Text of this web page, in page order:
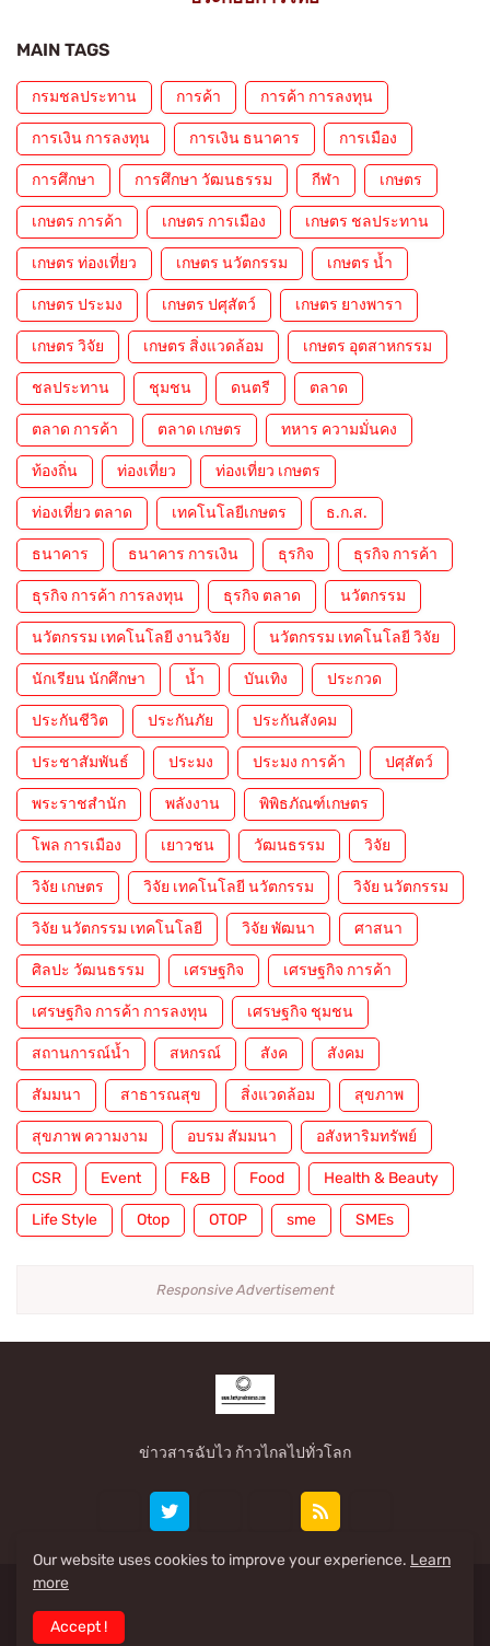
MAIN TAGS
กรมชลประทาน การค้า การค้า การลงทุน
การเงิน การลงทุน การเงิน ธนาคาร การเมือง
การศึกษา การศึกษา วัฒนธรรม กีฬา เกษตร
เกษตร การค้า เกษตร การเมือง เกษตร ชลประทาน
เกษตร ท่องเที่ยว เกษตร นวัตกรรม เกษตร น้ำ
เกษตร ประมง เกษตร ปศุสัตว์ เกษตร ยางพารา
เกษตร วิจัย เกษตร สิ่งแวดล้อม เกษตร อุตสาหกรรม
ชลประทาน ชุมชน ดนตรี ตลาด
ตลาด การค้า ตลาด เกษตร ทหาร ความมั่นคง
ท้องถิ่น ท่องเที่ยว ท่องเที่ยว เกษตร
ท่องเที่ยว ตลาด เทคโนโลยีเกษตร ธ.ก.ส.
ธนาคาร ธนาคาร การเงิน ธุรกิจ ธุรกิจ การค้า
ธุรกิจ การค้า การลงทุน ธุรกิจ ตลาด นวัตกรรม
นวัตกรรม เทคโนโลยี งานวิจัย นวัตกรรม เทคโนโลยี วิจัย
นักเรียน นักศึกษา น้ำ บันเทิง ประกวด
ประกันชีวิต ประกันภัย ประกันสังคม
ประชาสัมพันธ์ ประมง ประมง การค้า ปศุสัตว์
พระราชสำนัก พลังงาน พิพิธภัณฑ์เกษตร
โพล การเมือง เยาวชน วัฒนธรรม วิจัย
วิจัย เกษตร วิจัย เทคโนโลยี นวัตกรรม วิจัย นวัตกรรม
วิจัย นวัตกรรม เทคโนโลยี วิจัย พัฒนา ศาสนา
ศิลปะ วัฒนธรรม เศรษฐกิจ เศรษฐกิจ การค้า
เศรษฐกิจ การค้า การลงทุน เศรษฐกิจ ชุมชน
สถานการณ์น้ำ สหกรณ์ สังค สังคม
สัมมนา สาธารณสุข สิ่งแวดล้อม สุขภาพ
สุขภาพ ความงาม อบรม สัมมนา อสังหาริมทรัพย์
CSR Event F&B Food Health & Beauty
Life Style Otop OTOP sme SMEs
Responsive Advertisement
ข่าวสารฉับไว ก้าวไกลไปทั่วโลก
Home
Our website uses cookies to improve your experience. Learn
more
Accept !